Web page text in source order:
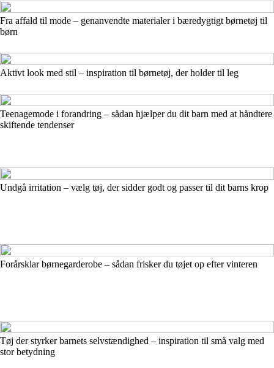
Fra affald til mode – genanvendte materialer i bæredygtigt børnetøj til
børn
Aktivt look med stil – inspiration til børnetøj, der holder til leg
Teenagemode i forandring – sådan hjælper du dit barn med at håndtere
skiftende tendenser
Undgå irritation – vælg tøj, der sidder godt og passer til dit barns krop
Forårsklar børnegarderobe – sådan frisker du tøjet op efter vinteren
Tøj der styrker barnets selvstændighed – inspiration til små valg med
stor betydning